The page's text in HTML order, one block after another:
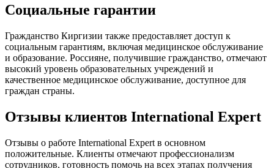
Социальные гарантии
Гражданство Киргизии также предоставляет доступ к
социальным гарантиям, включая медицинское обслуживание
и образование. Россияне, получившие гражданство, отмечают
высокий уровень образовательных учреждений и
качественное медицинское обслуживание, доступное для
граждан страны.
Отзывы клиентов International Expert
Отзывы о работе International Expert в основном
положительные. Клиенты отмечают профессионализм
сотрудников, готовность помочь на всех этапах получения